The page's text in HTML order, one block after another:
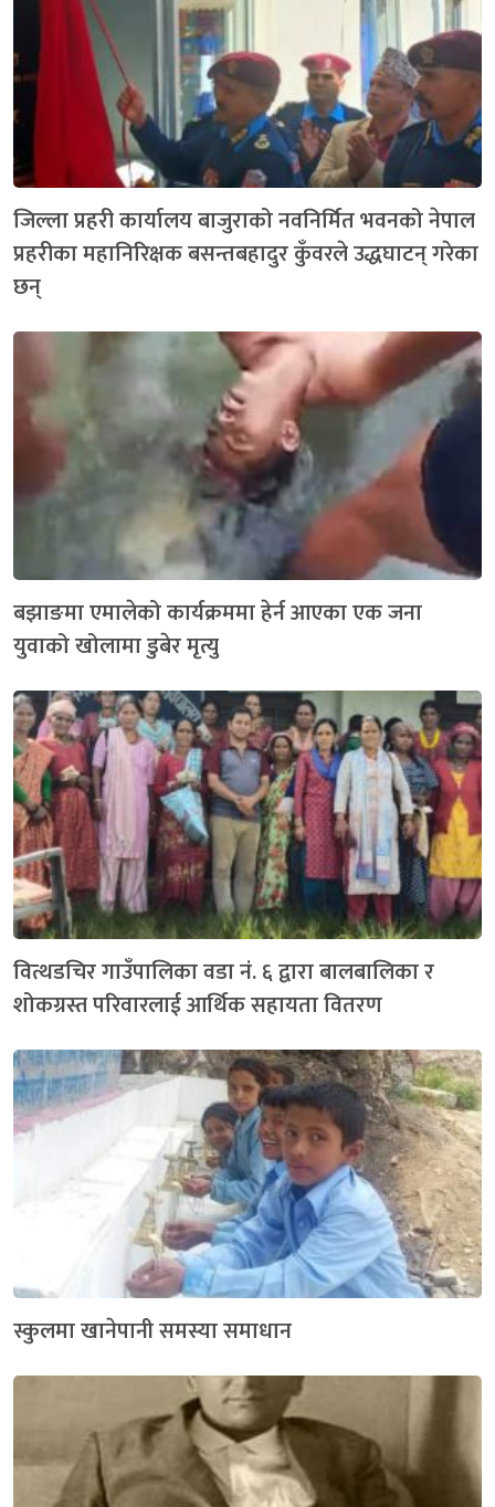
जिल्ला प्रहरी कार्यालय बाजुराको नवनिर्मित भवनको नेपाल
प्रहरीका महानिरिक्षक बसन्तबहादुर कुँवरले उद्धघाटन् गरेका
छन्
बझाङमा एमालेको कार्यक्रममा हेर्न आएका एक जना
युवाको खोलामा डुबेर मृत्यु
वित्थडचिर गाउँपालिका वडा नं. ६ द्वारा बालबालिका र
शोकग्रस्त परिवारलाई आर्थिक सहायता वितरण
स्कुलमा खानेपानी समस्या समाधान